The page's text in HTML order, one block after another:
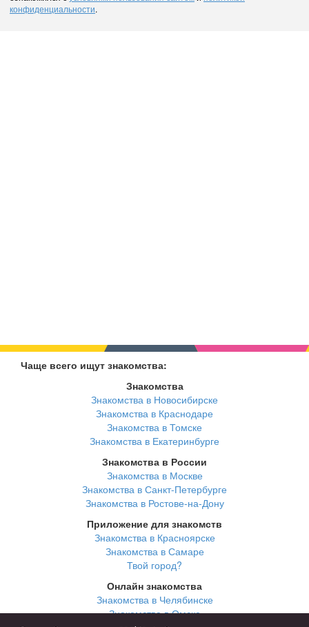
конфиденциальности.
Чаще всего ищут знакомства:
Знакомства
Знакомства в Новосибирске
Знакомства в Краснодаре
Знакомства в Томске
Знакомства в Екатеринбурге
Знакомства в России
Знакомства в Москве
Знакомства в Санкт-Петербурге
Знакомства в Ростове-на-Дону
Приложение для знакомств
Знакомства в Красноярске
Знакомства в Самаре
Твой город?
Онлайн знакомства
Знакомства в Челябинске
Знакомства в Омске